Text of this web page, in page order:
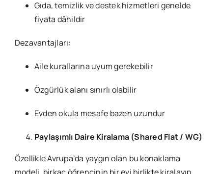
Gıda, temizlik ve destek hizmetleri genelde
fiyata dâhildir
Dezavantajları:
Aile kurallarına uyum gerekebilir
Özgürlük alanı sınırlı olabilir
Evden okula mesafe bazen uzundur
Paylaşımlı Daire Kiralama (Shared Flat / WG)
Özellikle Avrupa’da yaygın olan bu konaklama
modeli, birkaç öğrencinin bir evi birlikte kiralayıp